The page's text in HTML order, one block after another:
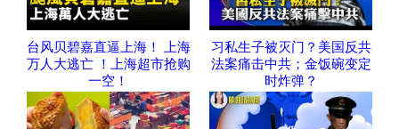
台风贝碧嘉直逼上海！ 上海
万人大逃亡 ！上海超市抢购
一空！
习私生子被灭门？美国反共
法案痛击中共；金饭碗变定
时炸弹？